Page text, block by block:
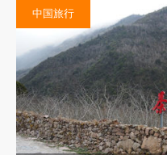
中国旅行